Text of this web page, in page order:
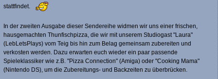
stattfindet.
In der zweiten Ausgabe dieser Sendereihe widmen wir uns einer frischen,
hausgemachten Thunfischpizza, die wir mit unserem Studiogast "Laura"
(LebLetsPlays) vom Teig bis hin zum Belag gemeinsam zubereiten und
verkosten werden. Dazu erwarten euch wieder ein paar passende
Spieleklassiker wie z.B. "Pizza Connection" (Amiga) oder "Cooking Mama"
(Nintendo DS), um die Zubereitungs- und Backzeiten zu überbrücken.